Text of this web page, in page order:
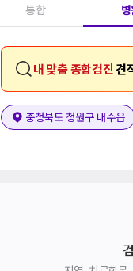
통합
내 맞춤 종합검진 견
충청북도 청원구 내수읍